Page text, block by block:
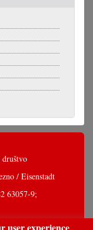
/ Eisenstadt
63057-9;